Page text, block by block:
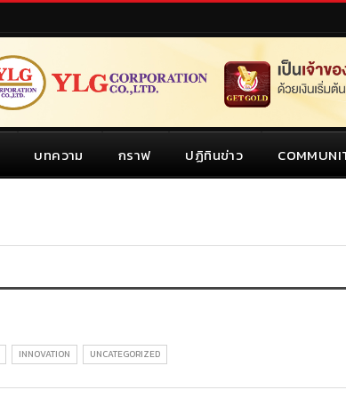
บทความ กราฟ ปฏิทินข่าว
INNOVATION UNCATEGORIZED